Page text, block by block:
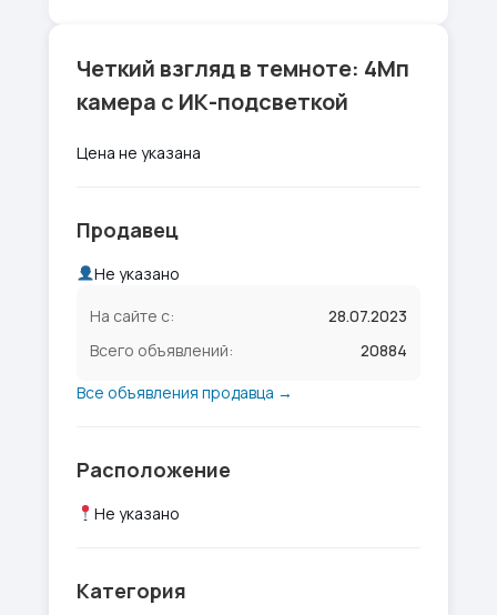
Четкий взгляд в темноте: 4Мп
камера с ИК-подсветкой
Цена не указана
Продавец
Не указано
На сайте с:
28.07.2023
Всего объявлений:
20884
Все объявления продавца →
Расположение
Не указано
Категория